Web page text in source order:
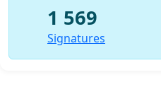
1 569
Signatures